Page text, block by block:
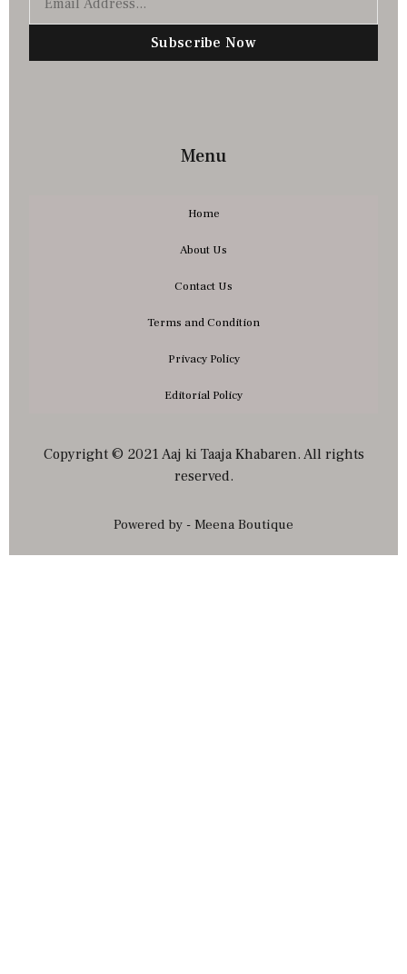
Subscribe Now
Menu
Home
About Us
Contact Us
Terms and Condition
Privacy Policy
Editorial Policy
Copyright © 2021 Aaj ki Taaja Khabaren. All rights
reserved.
Powered by - Meena Boutique